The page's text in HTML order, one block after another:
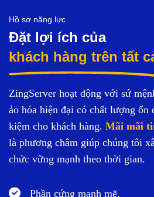
Hồ sơ năng lực
Đặt lợi ích của
khách hàng trên tất
ZingServer hoạt động với sứ
ảo hóa hiện đại có chất lượng ổn
kiệm cho khách hàng. Mãi mãi
là phương châm giúp chúng tôi
chức vững mạnh theo thời gian.
Phần cứng mạnh mẽ.